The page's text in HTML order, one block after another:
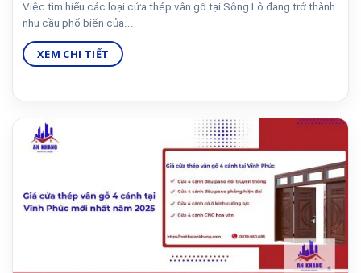
Việc tìm hiểu các loại cửa thép vân gỗ tại Sông Lô đang trở thành
nhu cầu phổ biến của...
XEM CHI TIẾT